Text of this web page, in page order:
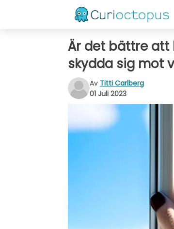
Är det bättre
skydda sig mot
Av Titti Carlberg
01 Juli 2023